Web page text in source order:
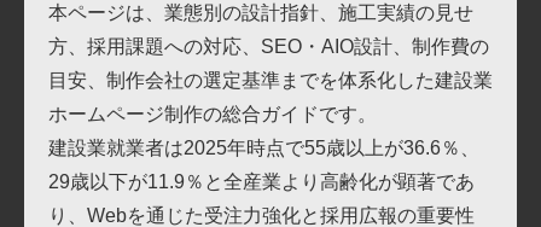
本ページは、業態別の設計指針、施工実績の見せ
方、採用課題への対応、SEO・AIO設計、制作費の
目安、制作会社の選定基準までを体系化した建設業
ホームページ制作の総合ガイドです。
建設業就業者は2025年時点で55歳以上が36.6％、
29歳以下が11.9％と全産業より高齢化が顕著であ
り、Webを通じた受注力強化と採用広報の重要性